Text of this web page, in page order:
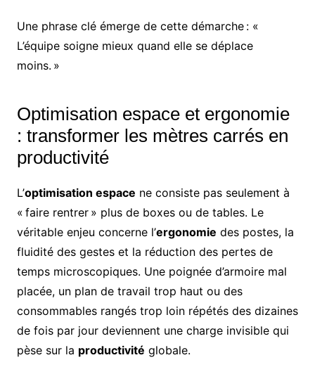
Une phrase clé émerge de cette démarche : «
L’équipe soigne mieux quand elle se déplace
moins. »
Optimisation espace et ergonomie
: transformer les mètres carrés en
productivité
L’optimisation espace ne consiste pas seulement à
« faire rentrer » plus de boxes ou de tables. Le
véritable enjeu concerne l’ergonomie des postes, la
fluidité des gestes et la réduction des pertes de
temps microscopiques. Une poignée d’armoire mal
placée, un plan de travail trop haut ou des
consommables rangés trop loin répétés des dizaines
de fois par jour deviennent une charge invisible qui
pèse sur la productivité globale.